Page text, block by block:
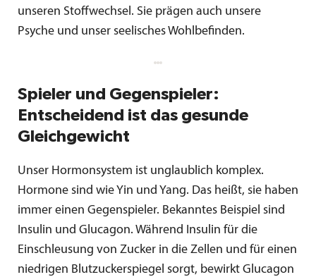
unseren Stoffwechsel. Sie prägen auch unsere
Psyche und unser seelisches Wohlbefinden.
Spieler und Gegenspieler:
Entscheidend ist das gesunde
Gleichgewicht
Unser Hormonsystem ist unglaublich komplex.
Hormone sind wie Yin und Yang. Das heißt, sie haben
immer einen Gegenspieler. Bekanntes Beispiel sind
Insulin und Glucagon. Während Insulin für die
Einschleusung von Zucker in die Zellen und für einen
niedrigen Blutzuckerspiegel sorgt, bewirkt Glucagon